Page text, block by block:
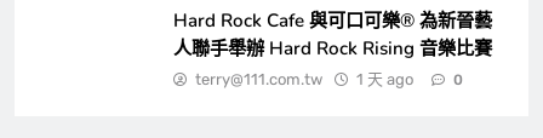
Hard Rock Cafe 與可口可樂® 為新晉藝
人聯手舉辦 Hard Rock Rising 音樂比賽
terry@111.com.tw 1 天 ago 0